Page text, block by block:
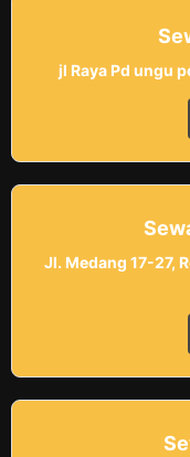
jl Raya Pd ungu
Jl. Medang 17-27,